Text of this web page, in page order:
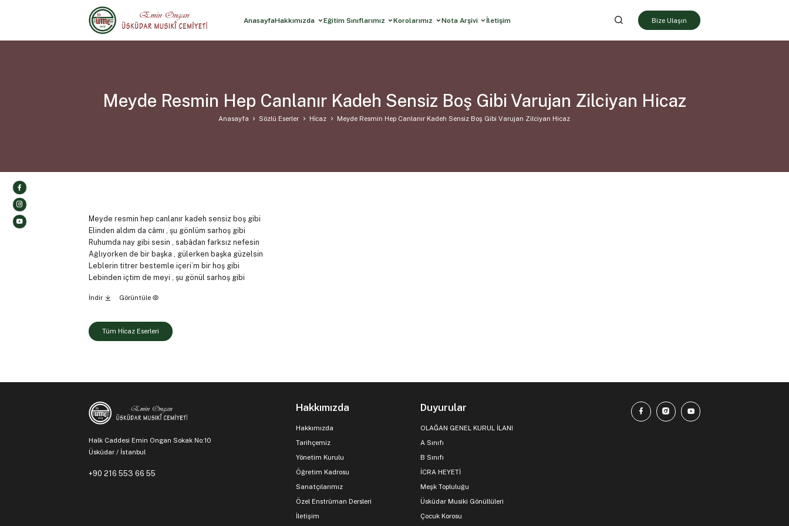
AnasayfaHakkımızda Eğitim Sınıflarımız Korolarımız Nota Arşivi İletişim Bize Ulaşın
Meyde Resmin Hep Canlanır Kadeh Sensiz Boş Gibi Varujan Zilciyan Hicaz
Anasayfa Sözlü Eserler Hi̇caz Meyde Resmin Hep Canlanır Kadeh Sensiz Boş Gibi Varujan Zilciyan Hicaz
Meyde resmin hep canlanır kadeh sensiz boş gibi
Elinden aldım da câmı , şu gönlüm sarhoş gibi
Ruhumda nay gibi sesin , sabâdan farksız nefesin
Ağlıyorken de bir başka , gülerken başka güzelsin
Leblerin titrer bestemle içeri’m bir hoş gibi
Lebinden içtim de meyi , şu gönül sarhoş gibi
İndir Görüntüle
Tüm Hi̇caz Eserleri
Halk Caddesi Emin Ongan Sokak No:10
Üsküdar / İstanbul
+90 216 553 66 55
Hakkımızda
Hakkımızda
Tarihçemiz
Yönetim Kurulu
Öğretim Kadrosu
Sanatçılarımız
Özel Enstrüman Dersleri
İletişim
Duyurular
OLAĞAN GENEL KURUL İLANI
A Sınıfı
B Sınıfı
İCRA HEYETİ
Meşk Topluluğu
Üsküdar Musiki Gönüllüleri
Çocuk Korosu